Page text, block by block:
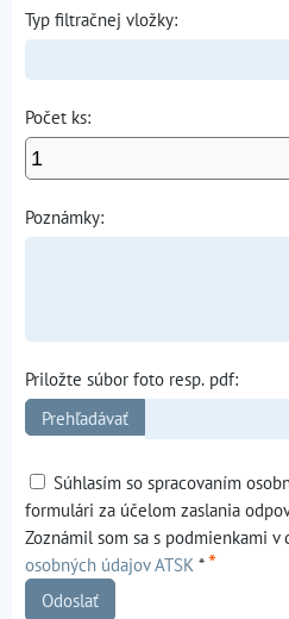
Typ filtračnej vložky:
Počet ks:
Poznámky:
Priložte súbor foto resp. pdf:
Súhlasím so spracovaním
formulári za účelom zaslania
Zoznámil som sa s podmienkami v
osobných údajov ATSK **
Odoslať